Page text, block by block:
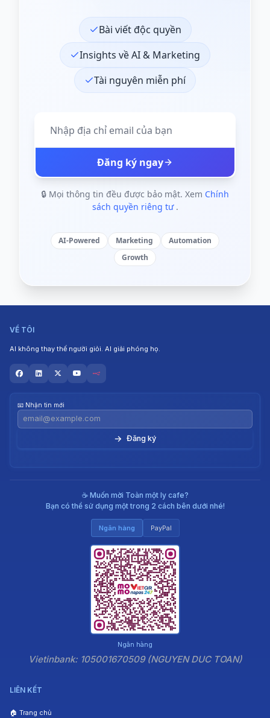
Bài viết độc quyền
Insights về AI & Marketing
Tài nguyên miễn phí
Đăng ký ngay
🔒 Mọi thông tin đều được bảo mật. Xem Chính
sách quyền riêng tư .
AI-Powered Marketing
Automation
Growth
VỀ TÔI
AI không thay thế người giỏi. AI giải phóng họ.
📧 Nhận tin mới
→
☕ Muốn mời Toàn một ly cafe?
Bạn có thể sử dụng một trong 2 cách bên dưới nhé!
Ngân hàng PayPal
Ngân hàng
Vietinbank: 105001670509 (NGUYEN DUC TOAN)
LIÊN KẾT
🏠 Trang chủ